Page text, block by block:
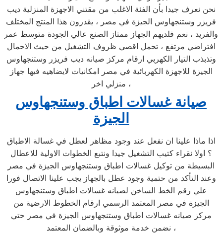
نحن نعرف جيدا بأن الفئة الاغلب من مقتني الاجهزة المنزلية ديب
فريزر وستنجهاوس الجيزة في مصر ، يقدرون هذا المنتج المختلف
والفريد ، نعم فلديهم الجهاز ممتاز الصنع عالي الجودة متوسط عمر
افتراضي مرتفع ، تحمل اقصي ظروف التشغيل من حيث الاحمال
وتذبذب التيار الكهربي ارقام مركز صيانه ديب فريزر وستنجهاوس
الجيزة للاجهزة الكهربائية في مصر امكانيات لايضاهيه فيها جهاز
منزلي اخر ،
صيانة غسالات اطباق وستنجهاوس
الجيزة
اذا ماذا علينا ان نفعل عند وجود مظاهر لعطل في غسالة الاطباق
؟ اولا نقراء كتيب التشغيل جيدا ونتبع الخطوات الاولية للاعطال
البسيطة من توكيل غسالات اطباق وستنجهاوس الجيزة في مصر
وعند التأكد من حتمية وجود عطل بالجهاز يجب علينا الاتصال فورا
علي رقم الخط الساخن لصيانه غسالات اطباق وستنجهاوس
الجيزة في مصر المعتمد الرسمي ارقام الخطوط الارضية من
مركز صيانه غسالات اطباق وستنجهاوس الجيزة في مصر حتي
نضمن خدمة موثوقة وبالضمان المعتمد ،